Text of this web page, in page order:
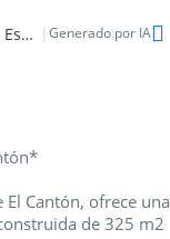
Elegante casa nueva con 3 dormitorios y 2 cocheras en Country El Cantón, Escobar |Generado por IA
Cantón, ofrece una
de 325 m2